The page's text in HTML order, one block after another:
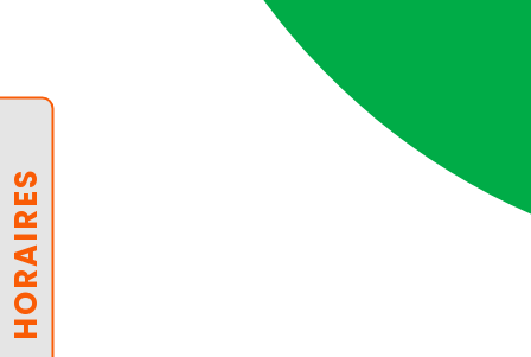
HORAIRES